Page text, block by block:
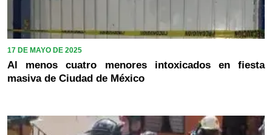
17 DE MAYO DE 2025
Al menos cuatro menores intoxicados en fiesta
masiva de Ciudad de México